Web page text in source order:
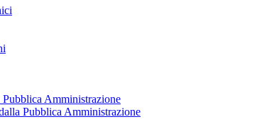
Amministrazione
Pubblica Amministrazione